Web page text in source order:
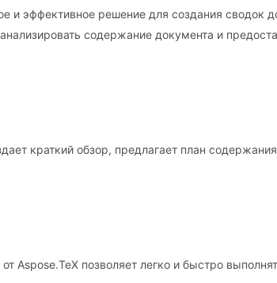
и эффективное решение для создания сводок
содержание документа и
краткий обзор, предлагает план
позволяет легко и быстро